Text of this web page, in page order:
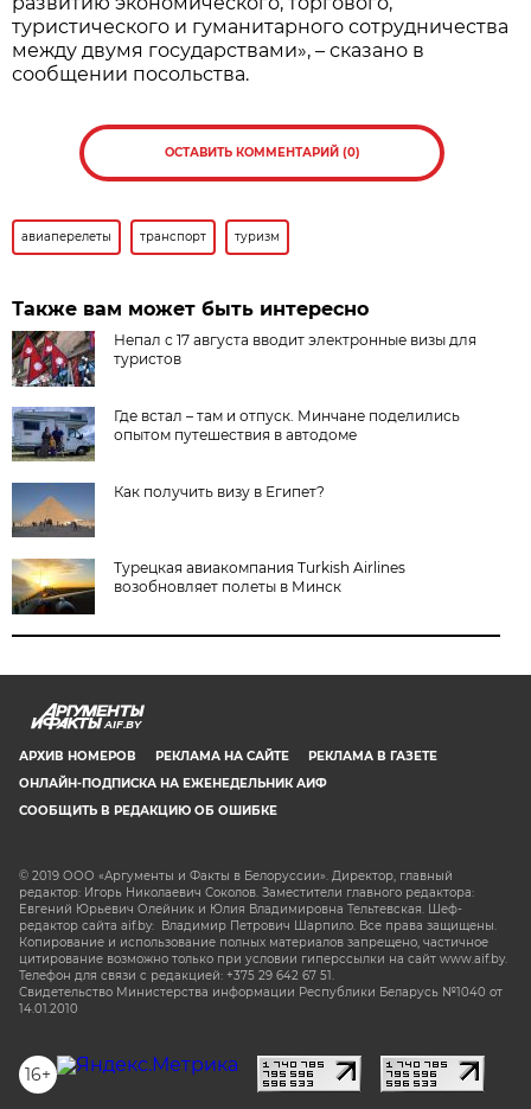
туристического и гуманитарного сотрудничества
между двумя государствами», – сказано в
сообщении посольства.
ОСТАВИТЬ КОММЕНТАРИЙ (0)
авиаперелеты транспорт туризм
Также вам может быть интересно
Непал с 17 августа вводит электронные визы для
туристов
Где встал – там и отпуск. Минчане поделились
опытом путешествия в автодоме
Как получить визу в Египет?
Турецкая авиакомпания Turkish Airlines
возобновляет полеты в Минск
AIF.BY
АРХИВ НОМЕРОВ РЕКЛАМА НА САЙТЕ
РЕКЛАМА В ГАЗЕТЕ
ОНЛАЙН-ПОДПИСКА НА ЕЖЕНЕДЕЛЬНИК АИФ
СООБЩИТЬ В РЕДАКЦИЮ ОБ ОШИБКЕ
© 2019 ООО «Аргументы и Факты в Белоруссии». Директор, главный
редактор: Игорь Николаевич Соколов. Заместители главного редактора:
Евгений Юрьевич Олейник и Юлия Владимировна Тельтевская. Шеф-
редактор сайта aif.by: Владимир Петрович Шарпило. Все права защищены.
Копирование и использование полных материалов запрещено, частичное
цитирование возможно только при условии гиперссылки на сайт www.aif.by.
Телефон для связи с редакцией: +375 29 642 67 51.
Свидетельство Министерства информации Республики Беларусь №1040 от
14.01.2010
16+